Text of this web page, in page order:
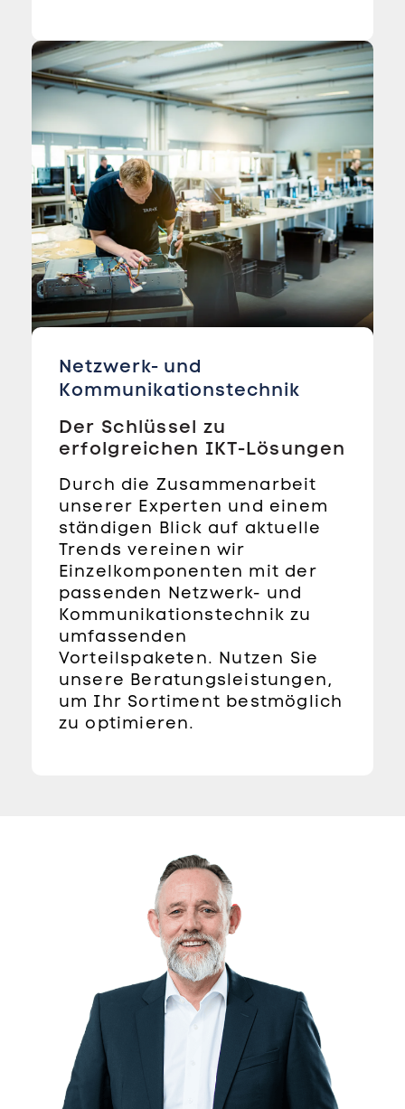
Netzwerk- und
Kommunikationstechnik
Der Schlüssel zu
erfolgreichen IKT-Lösungen
Durch die Zusammenarbeit
unserer Experten und einem
ständigen Blick auf aktuelle
Trends vereinen wir
Einzelkomponenten mit der
passenden Netzwerk- und
Kommunikationstechnik zu
umfassenden
Vorteilspaketen. Nutzen Sie
unsere Beratungsleistungen,
um Ihr Sortiment bestmöglich
zu optimieren.